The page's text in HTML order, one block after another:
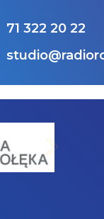
71 322 20 22